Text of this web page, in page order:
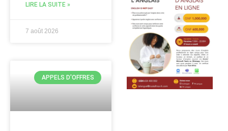
LIRE LA SUITE »
7 août 2026
APPELS D'OFFRES